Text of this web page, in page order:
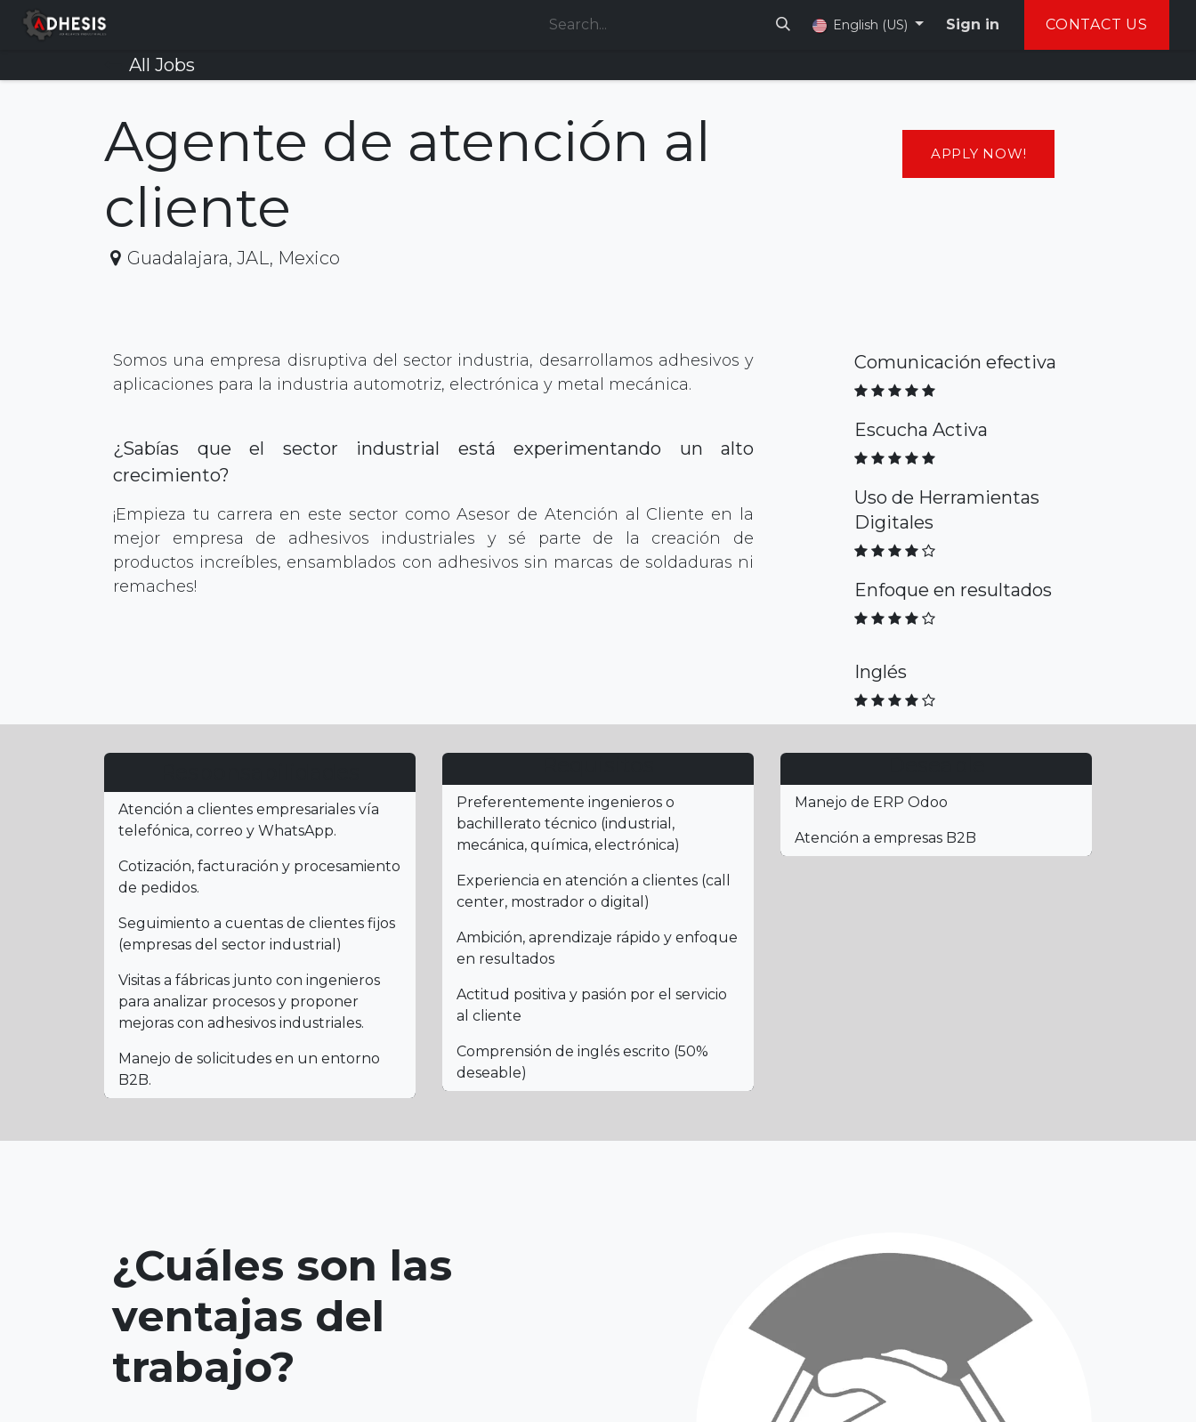
SKIP TO CONTENT
Technical support English (US) Sign in CONTACT US
All Jobs
Agente de atención al
cliente
Guadalajara, JAL, Mexico
APPLY NOW!
Somos una empresa disruptiva del sector industria, desarrollamos adhesivos y
aplicaciones para la industria automotriz, electrónica y metal mecánica.
¿Sabías que el sector industrial está experimentando un alto
crecimiento?
¡Empieza tu carrera en este sector como Asesor de Atención al Cliente en la
mejor empresa de adhesivos industriales y sé parte de la creación de
productos increíbles, ensamblados con adhesivos sin marcas de soldaduras ni
remaches!
Comunicación efectiva
Escucha Activa
Uso de Herramientas
Digitales
Enfoque en resultados
Inglés
Atención a clientes empresariales vía
telefónica, correo y WhatsApp.
Cotización, facturación y procesamiento
de pedidos.
Seguimiento a cuentas de clientes fijos
(empresas del sector industrial)
Visitas a fábricas junto con ingenieros
para analizar procesos y proponer
mejoras con adhesivos industriales.
Manejo de solicitudes en un entorno
B2B.
Preferentemente ingenieros o
bachillerato técnico (industrial,
mecánica, química, electrónica)
Experiencia en atención a clientes (call
center, mostrador o digital)
Ambición, aprendizaje rápido y enfoque
en resultados
Actitud positiva y pasión por el servicio
al cliente
Comprensión de inglés escrito (50%
deseable)
Manejo de ERP Odoo
Atención a empresas B2B
¿Cuáles son las
ventajas del
trabajo?